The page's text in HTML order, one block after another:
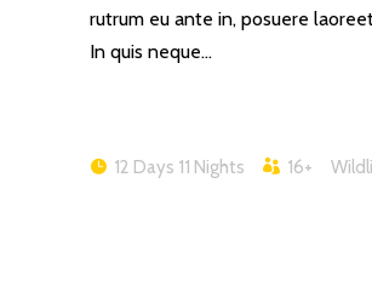
rutrum eu ante in, posuere
In quis neque…
12 Days 11 Nights 16+